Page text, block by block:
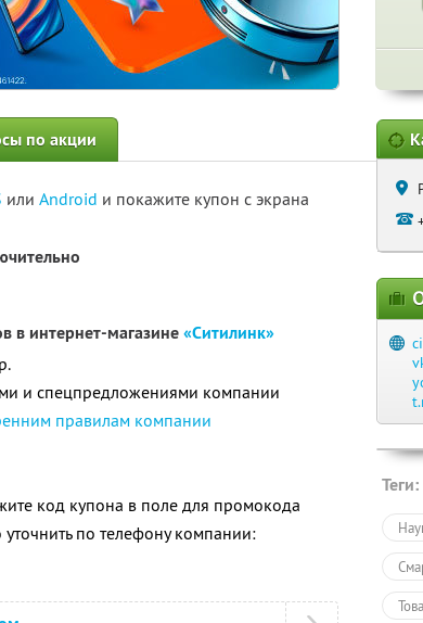
по акции
или Android и покажите купон с экрана
в интернет-магазине«Ситилинк»
и спецпредложениями компании
правилам компании
код купона в поле для промокода
по телефону компании:
Теги: